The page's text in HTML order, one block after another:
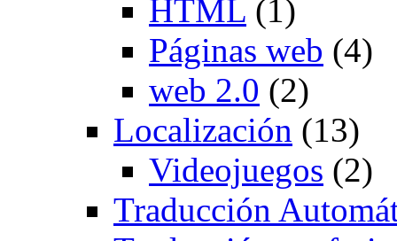
HTML (1)
Páginas web (4)
web 2.0 (2)
Localización (13)
Videojuegos (2)
Traducción